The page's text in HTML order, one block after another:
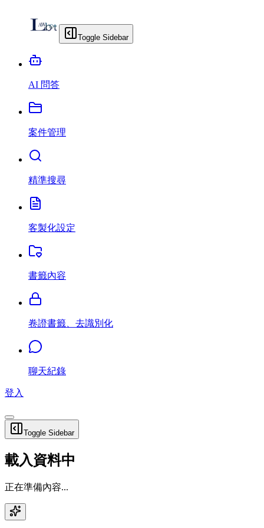
Toggle Sidebar
AI 問答
案件管理
精準搜尋
客製化設定
書籤內容
卷證書籤、去識別化
聊天紀錄
登入
Toggle Sidebar
載入資料中
正在準備內容...